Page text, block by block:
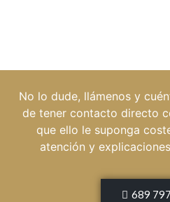
No lo dude, llámenos y
de tener contacto directo
que ello le suponga
atención y
689